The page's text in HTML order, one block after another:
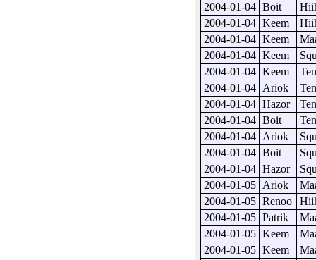
2004-01-04 Boit
2004-01-04 Keem
2004-01-04 Keem
2004-01-04 Keem
2004-01-04 Keem
2004-01-04 Ariok
2004-01-04 Hazor
2004-01-04 Boit
2004-01-04 Ariok
2004-01-04 Boit
2004-01-04 Hazor
2004-01-05 Ariok
2004-01-05 Renoo
2004-01-05 Patrik
2004-01-05 Keem
2004-01-05 Keem